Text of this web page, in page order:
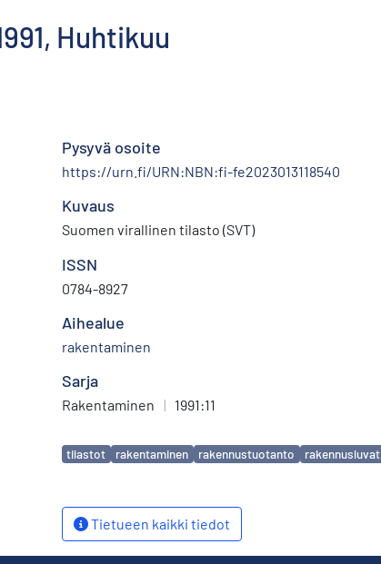
Huhtikuu
Pysyvä osoite
https://urn.fi/URN:NBN:fi-fe2023013118540
Kuvaus
Suomen virallinen tilasto (SVT)
ISSN
0784-8927
Aihealue
rakentaminen
Sarja
Rakentaminen | 1991:11
Avainsanat
tilastot rakentaminen rakennustuotanto rakennusluvat
Tietueen kaikki tiedot